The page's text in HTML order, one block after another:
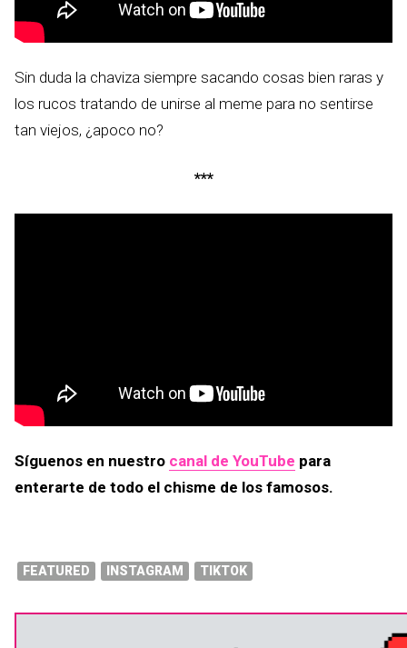
Sin duda la chaviza siempre sacando cosas bien raras y
los rucos tratando de unirse al meme para no sentirse
tan viejos, ¿apoco no?
***
Síguenos en nuestro canal de YouTube para
enterarte de todo el chisme de los famosos.
FEATURED INSTAGRAM TIKTOK